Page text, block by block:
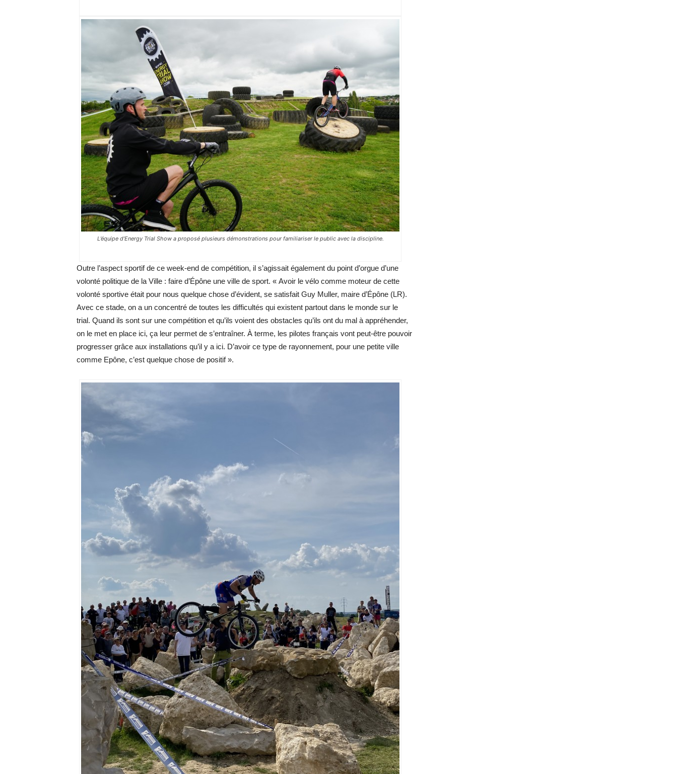
L’équipe d’Energy Trial Show a proposé plusieurs démonstrations pour familiariser le public avec la discipline.
Outre l’aspect sportif de ce week-end de compétition, il s’agissait également du point d’orgue d’une
volonté politique de la Ville : faire d’Épône une ville de sport. « Avoir le vélo comme moteur de cette
volonté sportive était pour nous quelque chose d’évident, se satisfait Guy Muller, maire d’Épône (LR).
Avec ce stade, on a un concentré de toutes les difficultés qui existent partout dans le monde sur le
trial. Quand ils sont sur une compétition et qu’ils voient des obstacles qu’ils ont du mal à appréhender,
on le met en place ici, ça leur permet de s’entraîner. À terme, les pilotes français vont peut-être pouvoir
progresser grâce aux installations qu’il y a ici. D’avoir ce type de rayonnement, pour une petite ville
comme Epône, c’est quelque chose de positif ».